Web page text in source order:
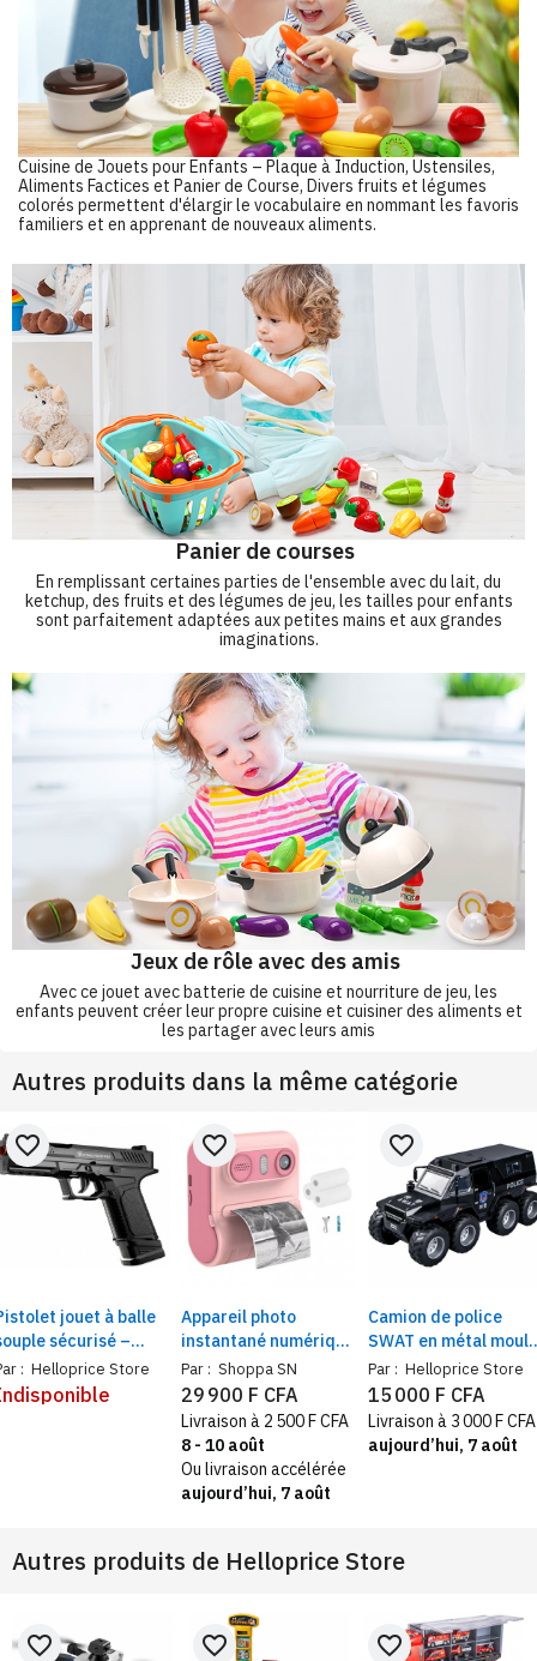
Cuisine de Jouets pour Enfants – Plaque à Induction, Ustensiles,
Aliments Factices et Panier de Course, Divers fruits et légumes
colorés permettent d'élargir le vocabulaire en nommant les favoris
familiers et en apprenant de nouveaux aliments.
Panier de courses
En remplissant certaines parties de l'ensemble avec du lait, du
ketchup, des fruits et des légumes de jeu, les tailles pour enfants
sont parfaitement adaptées aux petites mains et aux grandes
imaginations.
Jeux de rôle avec des amis
Avec ce jouet avec batterie de cuisine et nourriture de jeu, les
enfants peuvent créer leur propre cuisine et cuisiner des aliments et
les partager avec leurs amis
Autres produits dans la même catégorie
jouet à balle
sécurisé –
de coquilles
chargeur réaliste
: Helloprice Store
favorite_border
Appareil photo
instantané numérique
+ impression
thermique – cadeau
créatif – Garçon/Fille
Par : Shoppa SN
favorite_border
29 900 F CFA
Livraison à 2 500 F CFA
8 - 10 août
Ou livraison accélérée
aujourd’hui, 7 août
Camion de police
SWAT en métal moulé
sous pression,
de voiture 8x8 avec
son et lumière
Par : Helloprice Store
favorite_border
15 000 F CFA
Livraison à 3 000 F CFA
aujourd’hui, 7 août
Autres produits de Helloprice Store
favorite_border favorite_border favorite_border